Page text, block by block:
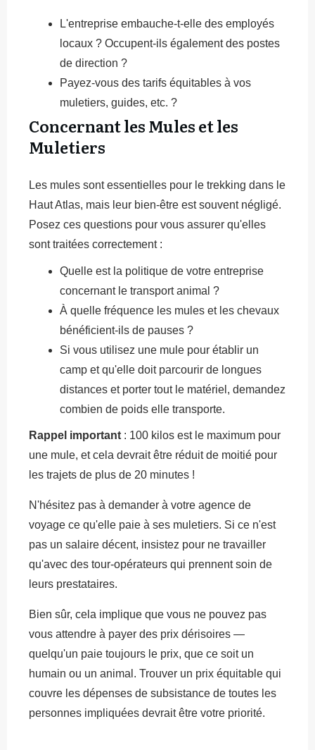
L'entreprise embauche-t-elle des employés
locaux ? Occupent-ils également des postes
de direction ?
Payez-vous des tarifs équitables à vos
muletiers, guides, etc. ?
Concernant les Mules et les
Muletiers
Les mules sont essentielles pour le trekking dans le
Haut Atlas, mais leur bien-être est souvent négligé.
Posez ces questions pour vous assurer qu'elles
sont traitées correctement :
Quelle est la politique de votre entreprise
concernant le transport animal ?
À quelle fréquence les mules et les chevaux
bénéficient-ils de pauses ?
Si vous utilisez une mule pour établir un
camp et qu'elle doit parcourir de longues
distances et porter tout le matériel, demandez
combien de poids elle transporte.
Rappel important : 100 kilos est le maximum pour
une mule, et cela devrait être réduit de moitié pour
les trajets de plus de 20 minutes !
N'hésitez pas à demander à votre agence de
voyage ce qu'elle paie à ses muletiers. Si ce n'est
pas un salaire décent, insistez pour ne travailler
qu'avec des tour-opérateurs qui prennent soin de
leurs prestataires.
Bien sûr, cela implique que vous ne pouvez pas
vous attendre à payer des prix dérisoires —
quelqu'un paie toujours le prix, que ce soit un
humain ou un animal. Trouver un prix équitable qui
couvre les dépenses de subsistance de toutes les
personnes impliquées devrait être votre priorité.